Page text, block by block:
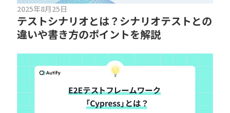
2025年8月25日
テストシナリオとは？シナリオテストとの
違いや書き方のポイントを解説